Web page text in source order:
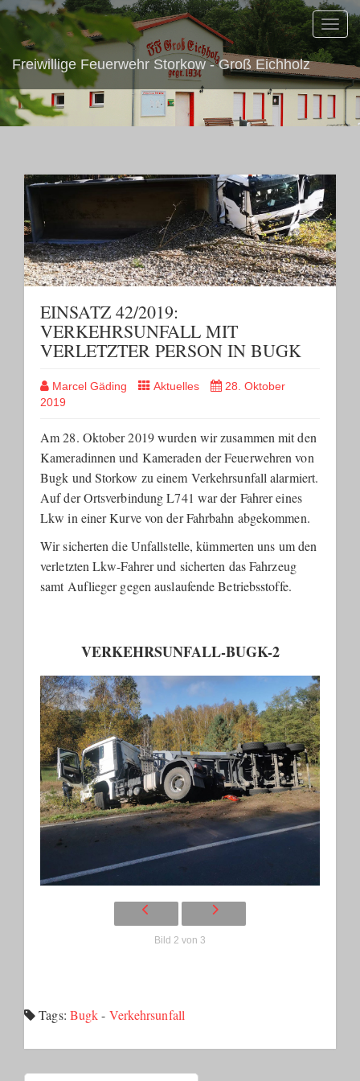
Freiwillige Feuerwehr Storkow - Groß Eichholz
EINSATZ 42/2019:
VERKEHRSUNFALL MIT
VERLETZTER PERSON IN BUGK
Marcel Gäding Aktuelles
28. Oktober
2019
Am 28. Oktober 2019 wurden wir zusammen mit den
Kameradinnen und Kameraden der Feuerwehren von
Bugk und Storkow zu einem Verkehrsunfall alarmiert.
Auf der Ortsverbindung L741 war der Fahrer eines
Lkw in einer Kurve von der Fahrbahn abgekommen.
Wir sicherten die Unfallstelle, kümmerten uns um den
verletzten Lkw-Fahrer und sicherten das Fahrzeug
samt Auflieger gegen auslaufende Betriebsstoffe.
VERKEHRSUNFALL-BUGK-2
Bild 2 von 3
Tags: Bugk- Verkehrsunfall